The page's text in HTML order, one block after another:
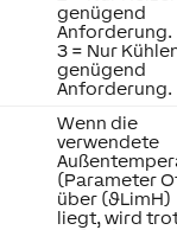
genügend
Anforderung.
3 = Nur
genügend
Anforderung.
Wenn die
verwendete
(Parameter
über (ϑLimH)
liegt, wird